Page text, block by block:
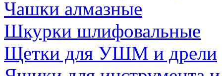
Чашки алмазные
Шкурки шлифовальные
Щетки для УШМ и дрели